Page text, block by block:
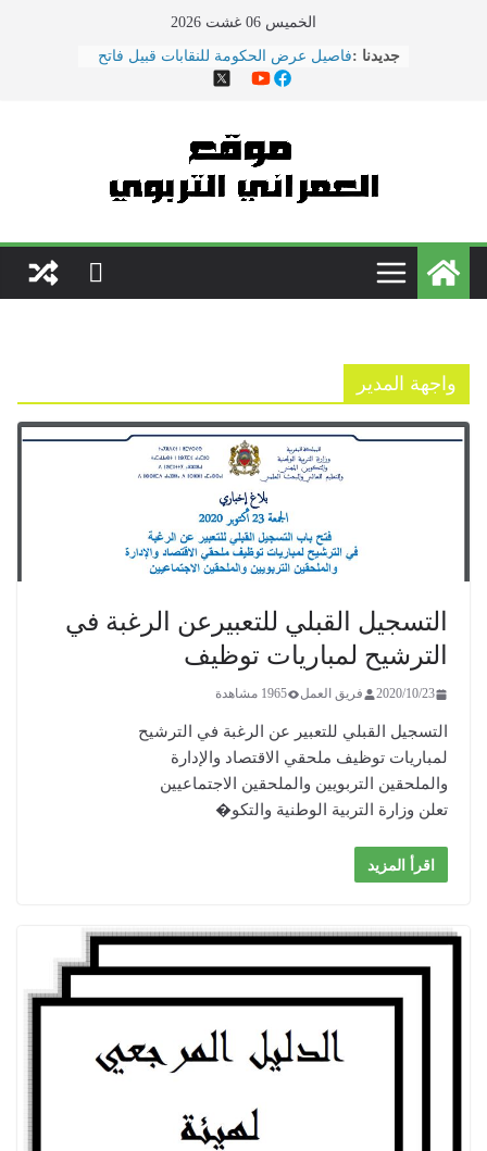
الخميس 06 غشت 2026
جديدنا :فاصيل عرض الحكومة للنقابات قبيل فاتح
ماي ... ضمنها الزيادة في الأجور
الحوار الاجتماعي يتواصل بوزارة
\"بنموسى\" وسط دعوات لتصعيد
الاحتجاجات
نقل مدير مؤسسة تعليمية بسلا إلى
من طرف والد تلميذ
التعليم دورة 2022
واجهة المدير
التسجيل القبلي للتعبيرعن الرغبة في
الترشيح لمباريات توظيف
2020/10/23 فريق العمل 1965 مشاهدة
التسجيل القبلي للتعبير عن الرغبة في الترشيح
لمباريات توظيف ملحقي الاقتصاد والإدارة
والملحقين التربويين والملحقين الاجتماعيين
تعلن وزارة التربية الوطنية والتكو�
اقرأ المزيد